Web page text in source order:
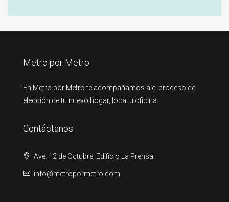
Metro por Metro
En Metro por Metro te acompañamos a el proceso de
elección de tu nuevo hogar, local u oficina.
Contáctanos
Ave. 12 de Octubre, Edificio La Prensa.
info@metropormetro.com